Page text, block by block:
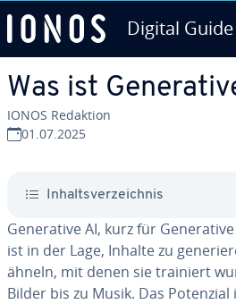
Digital Guide
Was ist
IONOS Redaktion
01.07.2025
In­halts­ver­zeich­nis
Ge­ne­ra­ti­ve AI, kurz für
ist in der Lage, Inhalte zu
ähneln, mit denen sie trainiert
Bilder bis zu Musik. Das